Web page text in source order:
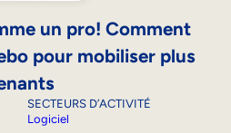
un pro! Comment
pour mobiliser plus
SECTEURS D’ACTIVITÉ
Logiciel